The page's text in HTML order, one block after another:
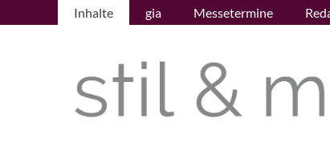
Inhalte gia Messetermine